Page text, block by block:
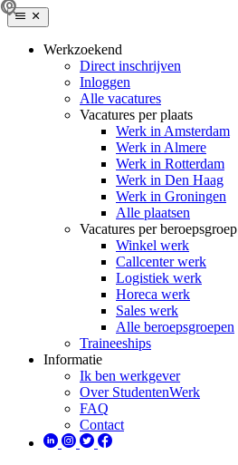
Werkzoekend
Direct inschrijven
Inloggen
Alle vacatures
Vacatures per plaats
Werk in Amsterdam
Werk in Almere
Werk in Rotterdam
Werk in Den Haag
Werk in Groningen
Alle plaatsen
Vacatures per beroepsgroep
Winkel werk
Callcenter werk
Logistiek werk
Horeca werk
Sales werk
Alle beroepsgroepen
Traineeships
Informatie
Ik ben werkgever
Over StudentenWerk
FAQ
Contact